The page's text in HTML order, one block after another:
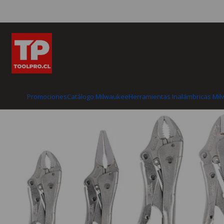
PromocionesCatálogo MilwaukeeHerramientas Inalámbricas